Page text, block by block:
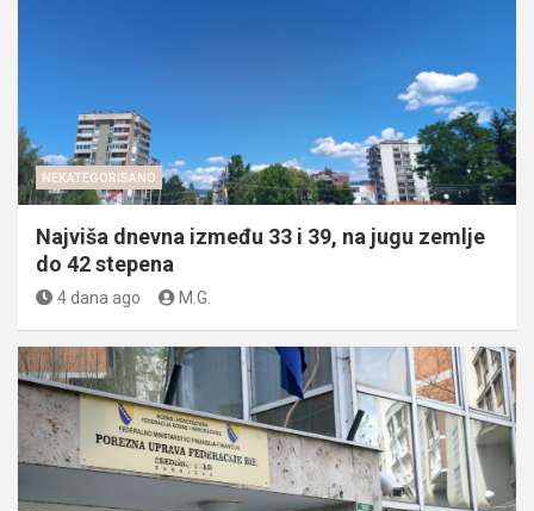
NEKATEGORISANO
Najviša dnevna između 33 i 39, na jugu zemlje
do 42 stepena
4 dana ago M.G.